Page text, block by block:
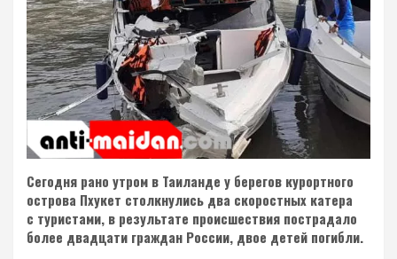
Сегодня рано утром в Таиланде у берегов курортного
острова Пхукет столкнулись два скоростных катера
с туристами, в результате происшествия пострадало
более двадцати граждан России, двое детей погибли.